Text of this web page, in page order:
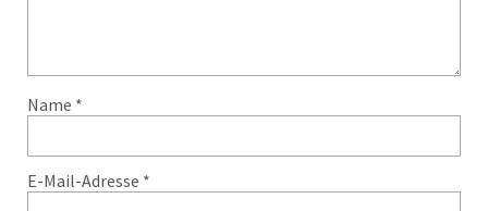
Name *
E-Mail-Adresse *